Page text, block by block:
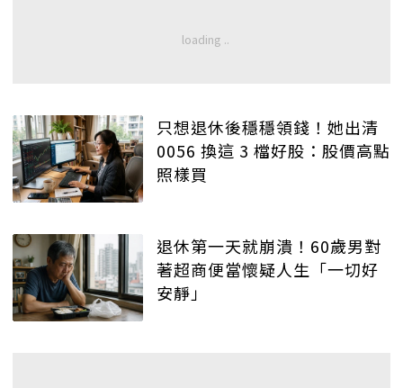
只想退休後穩穩領錢！她出清
0056 換這 3 檔好股：股價高點
照樣買
退休第一天就崩潰！60歲男對
著超商便當懷疑人生「一切好
安靜」